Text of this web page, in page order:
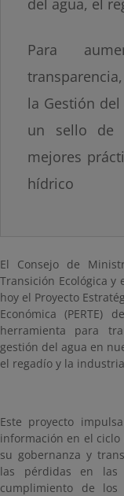
del agua, el
Para
la Gestión
un sello de
mejores
hídrico
El Consejo de
Transición Ecológica y
hoy el Proyecto
Económica
herramienta para
gestión del agua en
el regadío y la
Este proyecto
información en el
su gobernanza y
las pérdidas en
cumplimiento de